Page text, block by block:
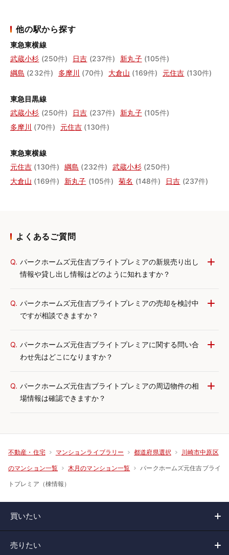
他の駅から探す
東急東横線
武蔵小杉 (250件) 日吉 (237件) 新丸子 (105件)
綱島 (232件) 多摩川 (70件) 大倉山 (169件) 元住吉 (130件)
東急目黒線
武蔵小杉 (250件) 日吉 (237件) 新丸子 (105件)
多摩川 (70件) 元住吉 (130件)
東急東横線
元住吉 (130件) 綱島 (232件) 武蔵小杉 (250件)
大倉山 (169件) 新丸子 (105件) 菊名 (148件) 日吉 (237件)
よくあるご質問
Q. パークホームズ元住吉ブライトプレミアの新規売り出し
情報や貸し出し情報はどのように知れますか？
Q. パークホームズ元住吉ブライトプレミアの売却を検討中
ですが相談できますか？
Q. パークホームズ元住吉ブライトプレミアに関する問い合
わせ先はどこになりますか？
Q. パークホームズ元住吉ブライトプレミアの周辺物件の相
場情報は確認できますか？
不動産・住宅 マンションライブラリー 都道府県選択 川崎市中原区
のマンション一覧 木月のマンション一覧 パークホームズ元住吉ブライ
トプレミア（棟情報）
買いたい
売りたい